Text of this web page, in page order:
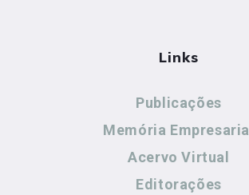
Links
Publicações
Memória Empresarial
Acervo Virtual
Editorações